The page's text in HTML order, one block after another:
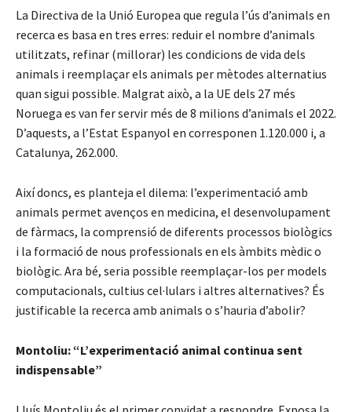
La Directiva de la Unió Europea que regula l’ús d’animals en
recerca es basa en tres erres: reduir el nombre d’animals
utilitzats, refinar (millorar) les condicions de vida dels
animals i reemplaçar els animals per mètodes alternatius
quan sigui possible. Malgrat això, a la UE dels 27 més
Noruega es van fer servir més de 8 milions d’animals el 2022.
D’aquests, a l’Estat Espanyol en corresponen 1.120.000 i, a
Catalunya, 262.000.
Així doncs, es planteja el dilema: l’experimentació amb
animals permet avenços en medicina, el desenvolupament
de fàrmacs, la comprensió de diferents processos biològics
i la formació de nous professionals en els àmbits mèdic o
biològic. Ara bé, seria possible reemplaçar-los per models
computacionals, cultius cel·lulars i altres alternatives? És
justificable la recerca amb animals o s’hauria d’abolir?
Montoliu: “L’experimentació animal continua sent
indispensable”